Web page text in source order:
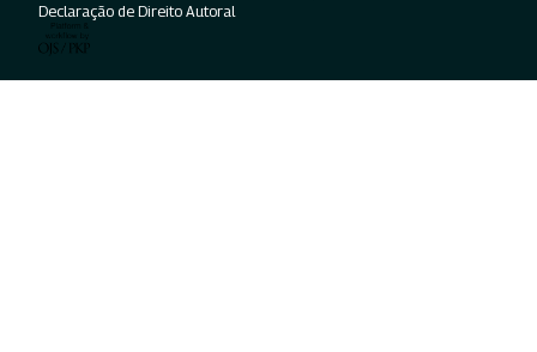
Declaração de Direito Autoral